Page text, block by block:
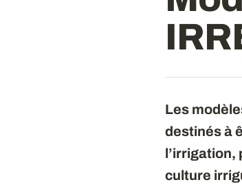
Les
destinés à
l’irrigation,
culture